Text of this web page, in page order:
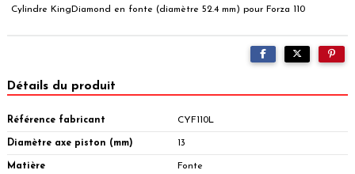
Cylindre KingDiamond en fonte (diamètre 52.4 mm) pour Forza 110
Détails du produit
Référence fabricant CYF110L
Diamètre axe piston (mm) 13
Matière Fonte